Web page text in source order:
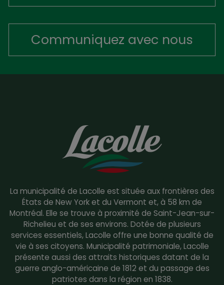
Communiquez avec nous
La municipalité de Lacolle est située aux frontières des
États de New York et du Vermont et, à 58 km de
Montréal. Elle se trouve à proximité de Saint-Jean-sur-
Richelieu et de ses environs. Dotée de plusieurs
services essentiels, Lacolle offre une bonne qualité de
vie à ses citoyens. Municipalité patrimoniale, Lacolle
présente aussi des attraits historiques datant de la
guerre anglo-américaine de 1812 et du passage des
patriotes dans la région en 1838.